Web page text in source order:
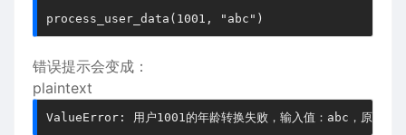
错误提示会变成：
plaintext